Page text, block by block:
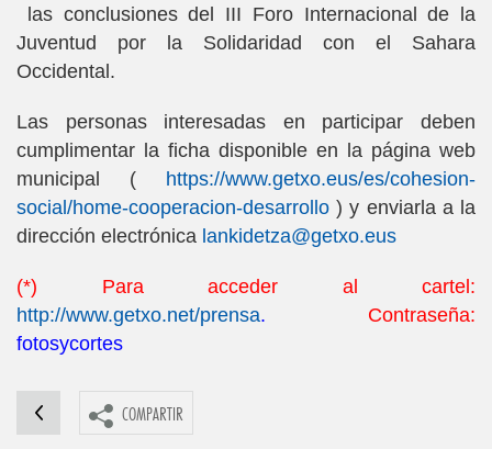
las conclusiones del III Foro Internacional de la
Juventud por la Solidaridad con el Sahara
Occidental.
Las personas interesadas en participar deben
cumplimentar la ficha disponible en la página web
municipal ( https://www.getxo.eus/es/cohesion-
social/home-cooperacion-desarrollo ) y enviarla a la
dirección electrónica lankidetza@getxo.eus
(*) Para acceder al cartel:
http://www.getxo.net/prensa. Contraseña:
fotosycortes
COMPARTIR